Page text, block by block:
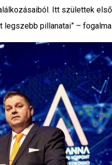
Itt születtek
legszebb pillanatai” –